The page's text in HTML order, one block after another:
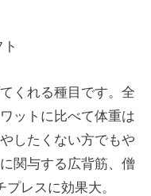
くれる種目です。全
ットに比べて体重は
したくない方でもや
関与する広背筋、僧
レスに効果大。